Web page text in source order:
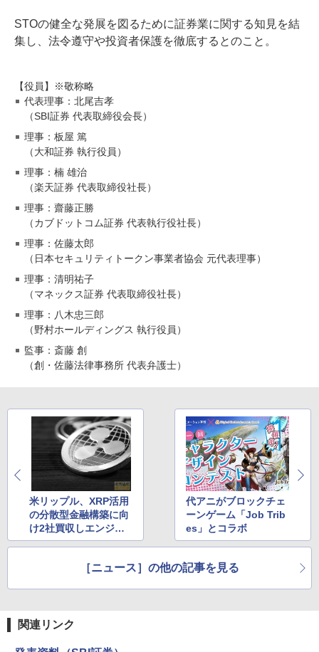
STOの健全な発展を図るために証券業に関する知見を結
集し、法令遵守や投資者保護を徹底するとのこと。
【役員】※敬称略
代表理事：北尾吉孝
（SBI証券 代表取締役会長）
理事：板屋 篤
（大和証券 執行役員）
理事：楠 雄治
（楽天証券 代表取締役社長）
理事：齋藤正勝
（カブドットコム証券 代表執行役社長）
理事：佐藤太郎
（日本セキュリティトークン事業者協会 元代表理事）
理事：清明祐子
（マネックス証券 代表取締役社長）
理事：八木忠三郎
（野村ホールディングス 執行役員）
監事：斎藤 創
（創・佐藤法律事務所 代表弁護士）
米リップル、XRP活用
の分散型金融構築に向
け2社買収しエンジニ
アを獲得
代アニがブロックチェ
ーンゲーム「Job Trib
es」とコラボ
［ニュース］の他の記事を見る
関連リンク